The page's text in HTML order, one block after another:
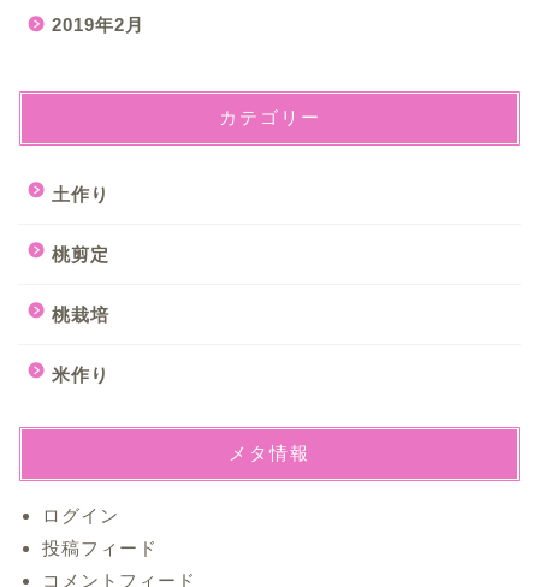
2019年2月
カテゴリー
土作り
桃剪定
桃栽培
米作り
メタ情報
ログイン
投稿フィード
コメントフィード